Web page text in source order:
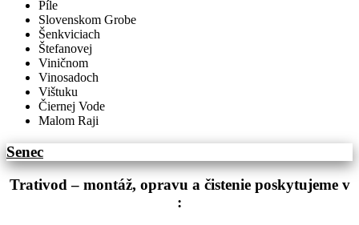
Píle
Slovenskom Grobe
Šenkviciach
Štefanovej
Viničnom
Vinosadoch
Vištuku
Čiernej Vode
Malom Raji
Senec
Trativod – montáž, opravu a čistenie poskytujeme v
: